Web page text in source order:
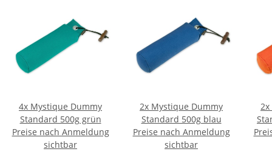
4x Mystique Dummy
Standard 500g grün
Preise nach Anmeldung
sichtbar
2x Mystique Dummy
Standard 500g blau
Preise nach Anmeldung
sichtbar
2x